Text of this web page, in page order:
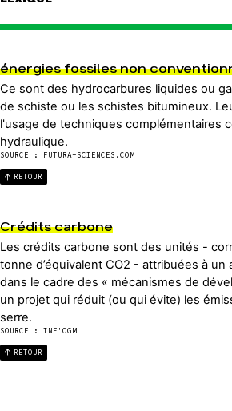
énergies fossiles non
Ce sont des hydrocarbures liquides ou
de schiste ou les schistes bitumineux.
l'usage de techniques complémentaires
hydraulique.
SOURCE : FUTURA-SCIENCES.COM
RETOUR
Crédits carbone
Les crédits carbone sont des unités -
tonne d’équivalent CO2 - attribuées à un
dans le cadre des « mécanismes de
un projet qui réduit (ou qui évite) les
serre.
SOURCE : INF'OGM
RETOUR